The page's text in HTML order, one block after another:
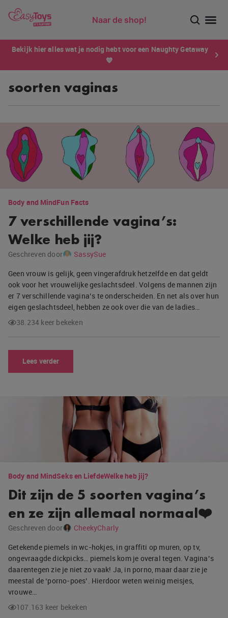
Naar de shop!
Bekijk hier alles wat je nodig hebt voor een Naughty Getaway
💙
soorten vaginas
Body and MindFun Facts
7 verschillende vagina’s:
Welke heb jij?
Geschreven door
SassySue
Geen vrouw is gelijk, geen vingerafdruk hetzelfde en dat geldt
ook voor het vrouwelijke geslachtsdeel. Volgens de mannen zijn
er 7 verschillende vagina’s te onderscheiden. En net als over hun
eigen geslachtsdeel, hebben ze ook over die van de ladies…
38.234 keer bekeken
Lees verder
Body and MindSeks en LiefdeWelke heb jij?
Dit zijn de 5 soorten vagina’s
en ze zijn allemaal normaal❤️
Geschreven door
CheekyCharly
Getekende piemels in wc-hokjes, in graffiti op muren, op tv,
ongevraagde dickpicks… piemels kom je overal tegen. Vagina’s
daarentegen zie je niet zo vaak! Ja, in porno, maar daar zie je
meestal de ‘porno-poes’. Hierdoor weten weinig meisjes,
vrouwe…
107.163 keer bekeken